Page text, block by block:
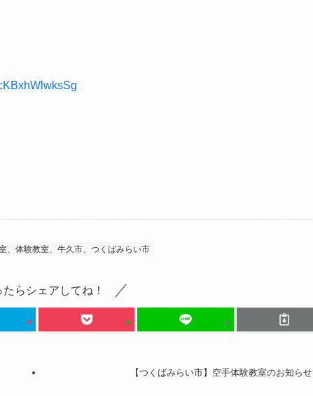
、体験教室、牛久市、つくばみらい市
たらシェアしてね！
【つくばみらい市】空手体験教室のお知らせ